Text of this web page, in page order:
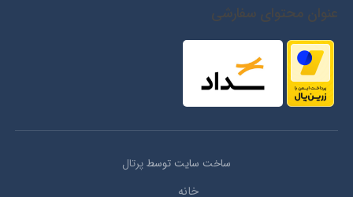
عنوان محتوای سفارشی
ساخت سایت توسطپرتال
خانه